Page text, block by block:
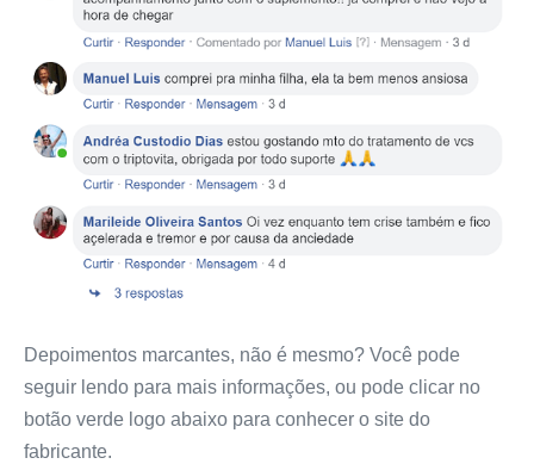
Depoimentos marcantes, não é mesmo? Você pode
seguir lendo para mais informações, ou pode clicar no
botão verde logo abaixo para conhecer o site do
fabricante.